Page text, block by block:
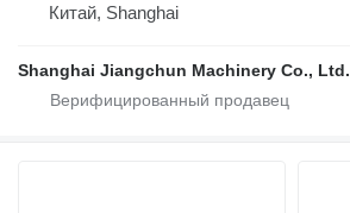
Китай, Shanghai
Shanghai Jiangchun Machinery Co., Ltd.